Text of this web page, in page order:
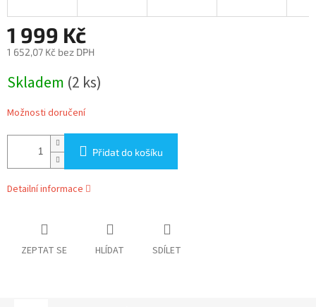
1 999 Kč
1 652,07 Kč bez DPH
cena:
Skladem (2 ks)
Možnosti doručení
Přidat do košíku
Detailní informace
ZEPTAT SE HLÍDAT SDÍLET